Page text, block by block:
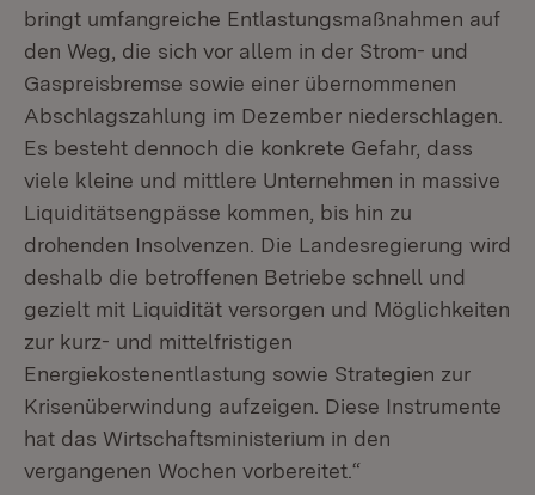
bringt umfangreiche Entlastungsmaßnahmen auf
den Weg, die sich vor allem in der Strom- und
Gaspreisbremse sowie einer übernommenen
Abschlagszahlung im Dezember niederschlagen.
Es besteht dennoch die konkrete Gefahr, dass
viele kleine und mittlere Unternehmen in massive
Liquiditätsengpässe kommen, bis hin zu
drohenden Insolvenzen. Die Landesregierung wird
deshalb die betroffenen Betriebe schnell und
gezielt mit Liquidität versorgen und Möglichkeiten
zur kurz- und mittelfristigen
Energiekostenentlastung sowie Strategien zur
Krisenüberwindung aufzeigen. Diese Instrumente
hat das Wirtschaftsministerium in den
vergangenen Wochen vorbereitet.“